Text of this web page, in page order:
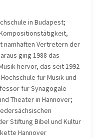
in Budapest;
namhaften Vertretern der
ging 1988 das
hervor, das seit 1992
für Musik und
für Synagogale
Theater in Hannover;
Stiftung Bibel und Kultur
Hannover